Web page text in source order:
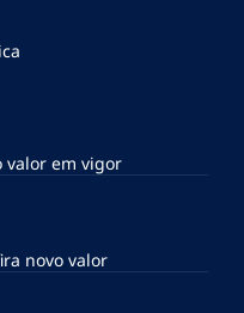
valor em vigor
novo valor